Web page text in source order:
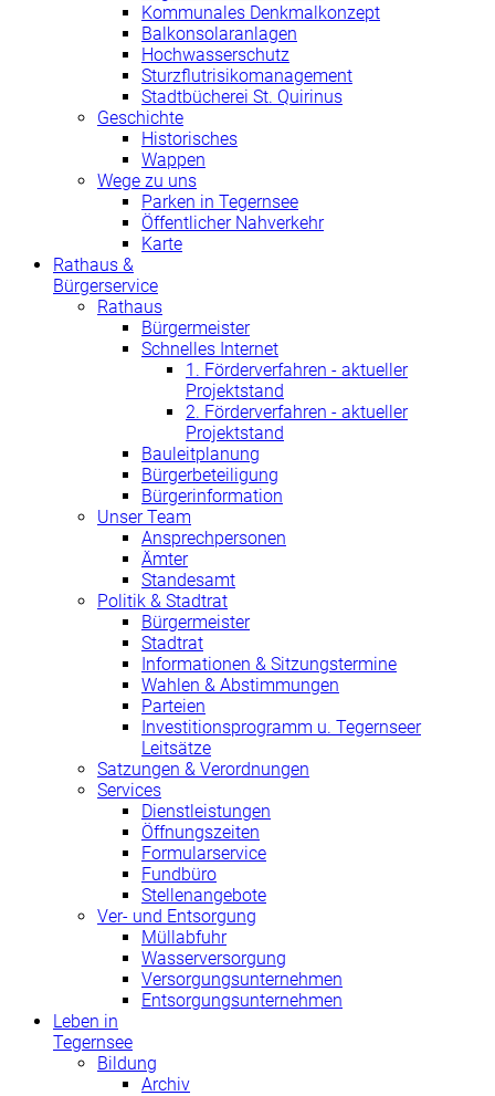
Kommunales Denkmalkonzept
Balkonsolaranlagen
Hochwasserschutz
Sturzflutrisikomanagement
Stadtbücherei St. Quirinus
Geschichte
Historisches
Wappen
Wege zu uns
Parken in Tegernsee
Öffentlicher Nahverkehr
Karte
Rathaus &
Bürgerservice
Rathaus
Bürgermeister
Schnelles Internet
1. Förderverfahren - aktueller
Projektstand
2. Förderverfahren - aktueller
Projektstand
Bauleitplanung
Bürgerbeteiligung
Bürgerinformation
Unser Team
Ansprechpersonen
Ämter
Standesamt
Politik & Stadtrat
Bürgermeister
Stadtrat
Informationen & Sitzungstermine
Wahlen & Abstimmungen
Parteien
Investitionsprogramm u. Tegernseer
Leitsätze
Satzungen & Verordnungen
Services
Dienstleistungen
Öffnungszeiten
Formularservice
Fundbüro
Stellenangebote
Ver- und Entsorgung
Müllabfuhr
Wasserversorgung
Versorgungsunternehmen
Entsorgungsunternehmen
Leben in
Tegernsee
Bildung
Archiv